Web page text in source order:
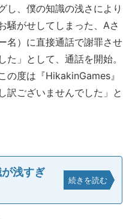
し、僕の知識の浅さにより
騒がせしてしまった、Aさ
名）に直接通話で謝罪させ
」として、通話を開始。
の度は『HikakinGames』
訳ございませんでした」と
が浅すぎ
続きを読む